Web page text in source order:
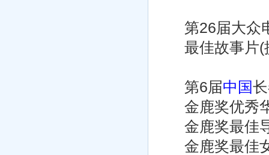
第26届大众
最佳故事片(
第6届中国
金鹿奖优秀
金鹿奖最佳
金鹿奖最佳